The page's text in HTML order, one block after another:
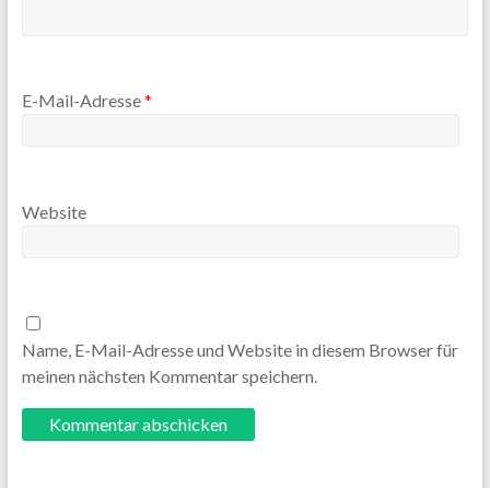
E-Mail-Adresse*
Website
Name, E-Mail-Adresse und Website in diesem Browser für
meinen nächsten Kommentar speichern.